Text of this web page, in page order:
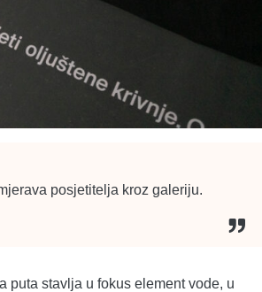
posjetitelja kroz galeriju.
puta stavlja u fokus element vode, u